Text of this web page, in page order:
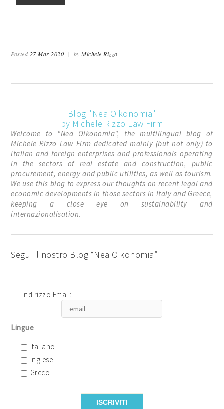
Posted 27 Mar 2020 | byMichele Rizzo
Blog "Nea Oikonomia"
by Michele Rizzo Law Firm
Welcome to "Nea Oikonomia", the multilingual blog of
Michele Rizzo Law Firm dedicated mainly (but not only) to
Italian and foreign enterprises and professionals operating
in the sectors of real estate and construction, public
procurement, energy and public utilities, as well as tourism.
We use this blog to express our thoughts on recent legal and
economic developments in those sectors in Italy and Greece,
keeping a close eye on sustainability and
internazionalisation.
Segui il nostro Blog “Nea Oikonomia”
Indirizzo Email:
Lingue
Italiano
Inglese
Greco